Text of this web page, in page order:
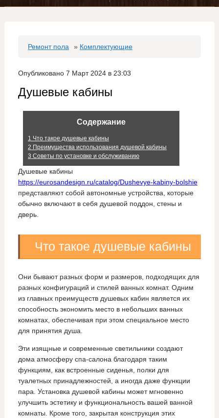
Ремонт пола » Комплектующие
Опубликовано 7 Март 2024 в 23:03
Душевые кабины
Содержание
1 Что такое душевые кабины
2 Преимущества использования душевой кабины
3 Советы по установке и обслуживанию
Душевые кабины
https://eurosandesign.ru/catalog/Dushevye-kabiny-bolshie
представляют собой автономные устройства, которые
обычно включают в себя душевой поддон, стены и
дверь.
Что такое душевые кабины
Они бывают разных форм и размеров, подходящих для
разных конфигураций и стилей ванных комнат. Одним
из главных преимуществ душевых кабин является их
способность экономить место в небольших ванных
комнатах, обеспечивая при этом специальное место
для принятия душа.
Эти изящные и современные светильники создают
дома атмосферу спа-салона благодаря таким
функциям, как встроенные сиденья, полки для
туалетных принадлежностей, а иногда даже функции
пара. Установка душевой кабины может мгновенно
улучшить эстетику и функциональность вашей ванной
комнаты. Кроме того, закрытая конструкция этих